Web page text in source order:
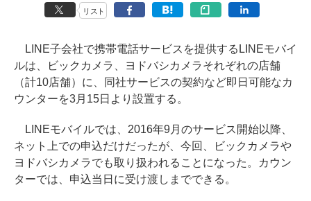
リスト
LINE子会社で携帯電話サービスを提供するLINEモバイ
ルは、ビックカメラ、ヨドバシカメラそれぞれの店舗
（計10店舗）に、同社サービスの契約など即日可能なカ
ウンターを3月15日より設置する。
LINEモバイルでは、2016年9月のサービス開始以降、
ネット上での申込だけだったが、今回、ビックカメラや
ヨドバシカメラでも取り扱われることになった。カウン
ターでは、申込当日に受け渡しまでできる。